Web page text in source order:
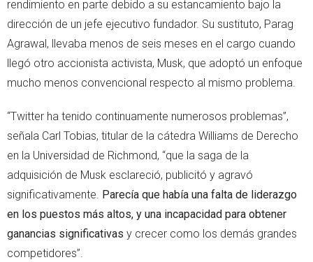
rendimiento en parte debido a su estancamiento bajo la
dirección de un jefe ejecutivo fundador. Su sustituto, Parag
Agrawal, llevaba menos de seis meses en el cargo cuando
llegó otro accionista activista, Musk, que adoptó un enfoque
mucho menos convencional respecto al mismo problema.
“Twitter ha tenido continuamente numerosos problemas”,
señala Carl Tobias, titular de la cátedra Williams de Derecho
en la Universidad de Richmond, “que la saga de la
adquisición de Musk esclareció, publicitó y agravó
significativamente. Parecía que había una falta de liderazgo
en los puestos más altos, y una incapacidad para obtener
ganancias significativas y crecer como los demás grandes
competidores”.